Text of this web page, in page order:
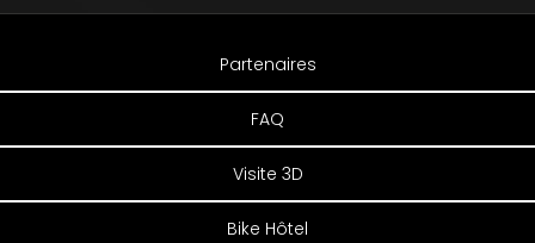
Partenaires
FAQ
Visite 3D
Bike Hôtel